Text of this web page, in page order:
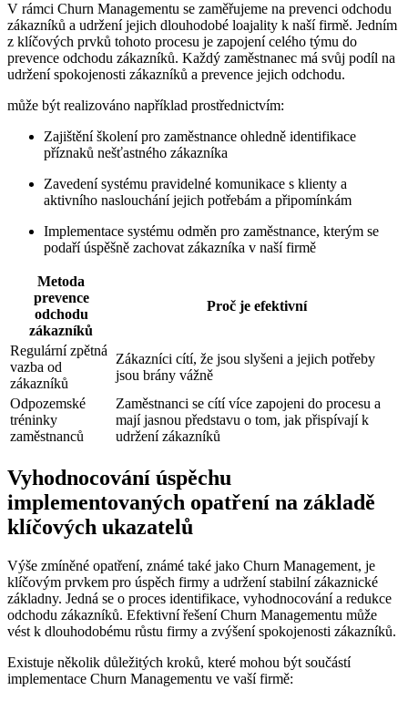
V rámci Churn Managementu se zaměřujeme na prevenci odchodu
zákazníků a udržení jejich dlouhodobé loajality k naší firmě. Jedním
z klíčových prvků tohoto procesu je zapojení celého týmu do
prevence odchodu zákazníků. Každý zaměstnanec má svůj podíl na
udržení spokojenosti zákazníků a prevence jejich odchodu.
může být realizováno například prostřednictvím:
Zajištění školení pro zaměstnance ohledně identifikace
příznaků nešťastného zákazníka
Zavedení systému pravidelné komunikace s klienty a
aktivního naslouchání jejich potřebám a připomínkám
Implementace systému odměn pro zaměstnance, kterým se
podaří úspěšně zachovat zákazníka v naší firmě
Metoda
prevence
odchodu
zákazníků
Proč je efektivní
Regulární zpětná
vazba od
zákazníků
Zákazníci cítí, že jsou slyšeni a jejich potřeby
jsou brány vážně
Odpozemské
tréninky
zaměstnanců
Zaměstnanci se cítí více zapojeni do procesu a
mají jasnou představu o tom, jak přispívají k
udržení zákazníků
Vyhodnocování úspěchu
implementovaných opatření na základě
klíčových ukazatelů
Výše zmíněné opatření, známé také jako Churn Management, je
klíčovým prvkem pro úspěch firmy a udržení stabilní zákaznické
základny. Jedná se o proces identifikace, vyhodnocování a redukce
odchodu zákazníků. Efektivní řešení Churn Managementu může
vést k dlouhodobému růstu firmy a zvýšení spokojenosti zákazníků.
Existuje několik důležitých kroků, které mohou být součástí
implementace Churn Managementu ve vaší firmě: